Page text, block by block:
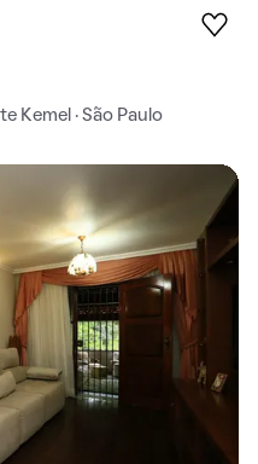
Kemel · São Paulo